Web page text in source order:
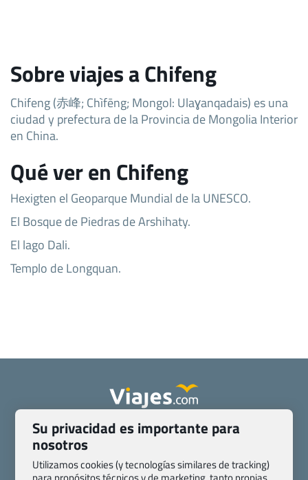
Sobre viajes a Chifeng
Chifeng (赤峰; Chìfēng; Mongol: Ulaɣanqadais) es una
ciudad y prefectura de la Provincia de Mongolia Interior
en China.
Qué ver en Chifeng
Hexigten el Geoparque Mundial de la UNESCO.
El Bosque de Piedras de Arshihaty.
El lago Dali.
Templo de Longquan.
Quienes somos
Contacto
Pasaporte, Visado, Salud y otras disposiciones específicas
Blog de Viajes.com
Registro de agencias
Su privacidad es importante para
nosotros
Utilizamos cookies (y tecnologías similares de tracking)